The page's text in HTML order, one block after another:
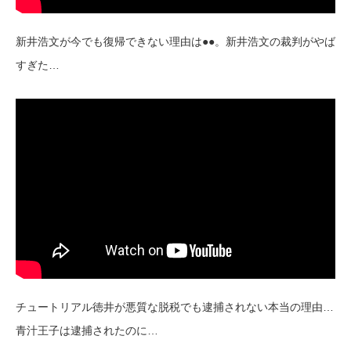
新井浩文が今でも復帰できない理由は●●。新井浩文の裁判がやば
すぎた…
チュートリアル徳井が悪質な脱税でも逮捕されない本当の理由…
青汁王子は逮捕されたのに…